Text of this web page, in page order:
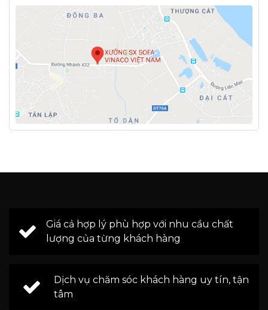
Giá cả hợp lý phù hợp với nhu cầu chất
lượng của từng khách hàng
Dịch vụ chăm sóc khách hàng uy tín, tận
tâm